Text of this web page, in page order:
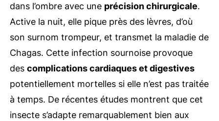
dans l’ombre avec une précision chirurgicale.
Active la nuit, elle pique près des lèvres, d’où
son surnom trompeur, et transmet la maladie de
Chagas. Cette infection sournoise provoque
des complications cardiaques et digestives
potentiellement mortelles si elle n’est pas traitée
à temps. De récentes études montrent que cet
insecte s’adapte remarquablement bien aux